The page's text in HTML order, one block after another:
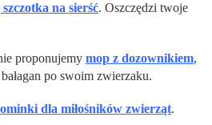
szczotka na sierść. Oszczędzi twoje
proponujemy mop z dozownikiem,
po swoim zwierzaku.
dla miłośników zwierząt.